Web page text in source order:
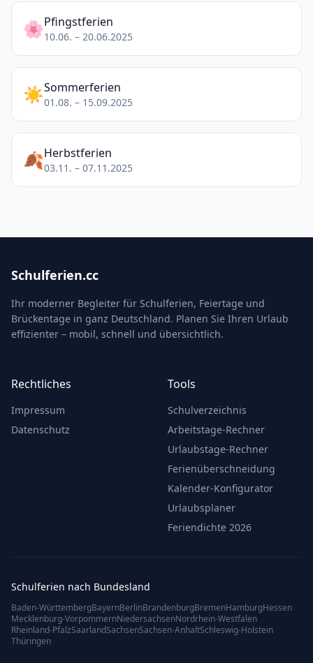
🌸Pfingstferien
10.06. – 20.06.2025
☀️Sommerferien
01.08. – 15.09.2025
🍂Herbstferien
03.11. – 07.11.2025
Schulferien.cc
Ihr moderner Begleiter für Schulferien, Feiertage und
Brückentage in ganz Deutschland. Planen Sie Ihren Urlaub
effizienter – mobil, schnell und übersichtlich.
Rechtliches
Impressum
Datenschutz
Tools
Schulverzeichnis
Arbeitstage-Rechner
Urlaubstage-Rechner
Ferienüberschneidung
Kalender-Konfigurator
Urlaubsplaner
Feriendichte 2026
Schulferien nach Bundesland
Baden-WürttembergBayernBerlinBrandenburgBremenHamburgHessen
Mecklenburg-VorpommernNiedersachsenNordrhein-Westfalen
Rheinland-PfalzSaarlandSachsenSachsen-AnhaltSchleswig-Holstein
Thüringen